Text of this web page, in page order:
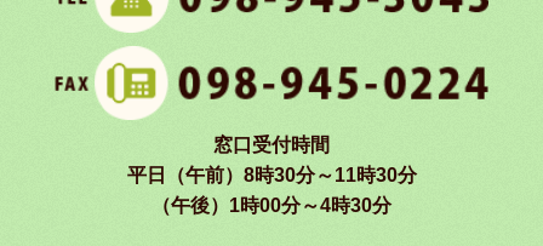
窓口受付時間
平日（午前）8時30分～11時30分
（午後）1時00分～4時30分